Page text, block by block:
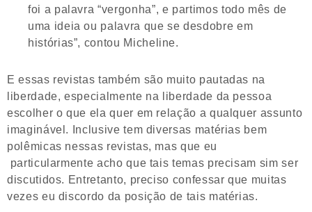
foi a palavra “vergonha”, e partimos todo mês de
uma ideia ou palavra que se desdobre em
histórias”, contou Micheline.
E essas revistas também são muito pautadas na
liberdade, especialmente na liberdade da pessoa
escolher o que ela quer em relação a qualquer assunto
imaginável. Inclusive tem diversas matérias bem
polêmicas nessas revistas, mas que eu
particularmente acho que tais temas precisam sim ser
discutidos. Entretanto, preciso confessar que muitas
vezes eu discordo da posição de tais matérias.